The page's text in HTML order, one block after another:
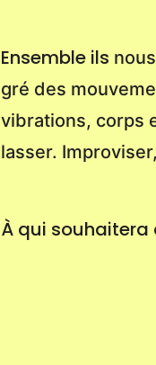
Ensemble ils
gré des
vibrations, corps
lasser.
À qui souhaitera